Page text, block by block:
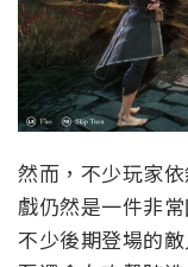
然而，不少玩家
戲仍然是一件非
不少後期登場的